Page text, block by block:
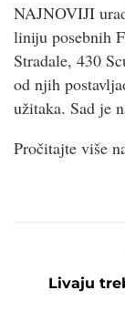
NAJNOVIJI
liniju posebnih
Stradale, 430
od njih
užitaka. Sad je
Pročitajte više
Livaju